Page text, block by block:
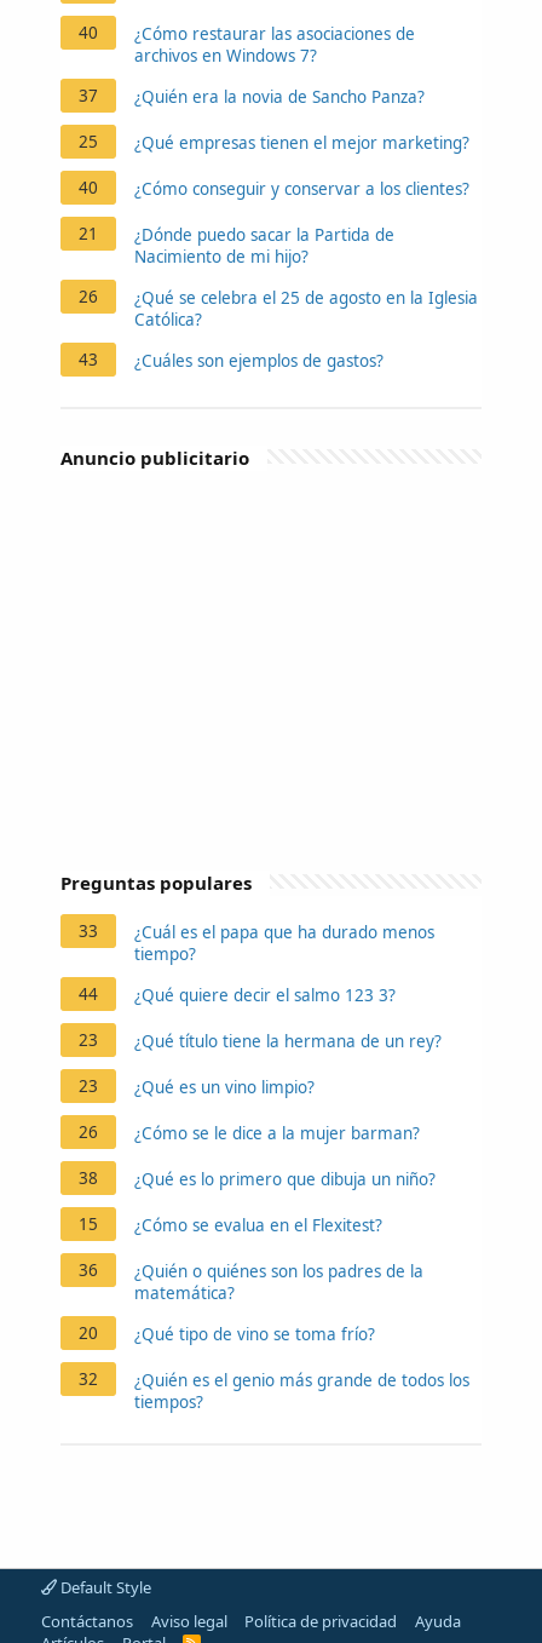
40
¿Cómo restaurar las asociaciones de
archivos en Windows 7?
37
¿Quién era la novia de Sancho Panza?
25 ¿Qué empresas tienen el mejor marketing?
40 ¿Cómo conseguir y conservar a los clientes?
21
¿Dónde puedo sacar la Partida de
Nacimiento de mi hijo?
26
¿Qué se celebra el 25 de agosto en la Iglesia
Católica?
43
¿Cuáles son ejemplos de gastos?
Anuncio publicitario
Preguntas populares
33
¿Cuál es el papa que ha durado menos
tiempo?
44
¿Qué quiere decir el salmo 123 3?
23 ¿Qué título tiene la hermana de un rey?
23 ¿Qué es un vino limpio?
26 ¿Cómo se le dice a la mujer barman?
38 ¿Qué es lo primero que dibuja un niño?
15 ¿Cómo se evalua en el Flexitest?
36
¿Quién o quiénes son los padres de la
matemática?
20
¿Qué tipo de vino se toma frío?
32
¿Quién es el genio más grande de todos los
tiempos?
Default Style
Contáctanos
Aviso legal Política de privacidad
Ayuda